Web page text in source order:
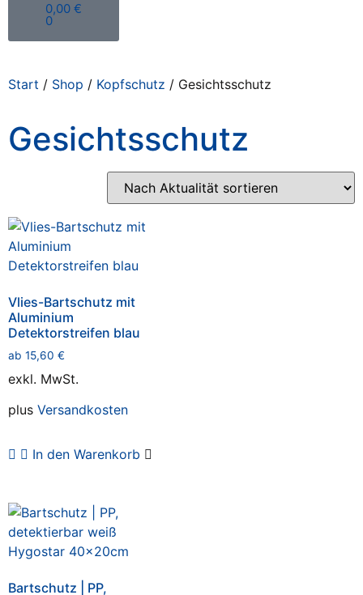
0,00 €
0
Start / Shop / Kopfschutz / Gesichtsschutz
Gesichtsschutz
Vlies-Bartschutz mit
Aluminium
Detektorstreifen blau
ab 15,60 €
exkl. MwSt.
plus Versandkosten
In den Warenkorb
Bartschutz | PP,